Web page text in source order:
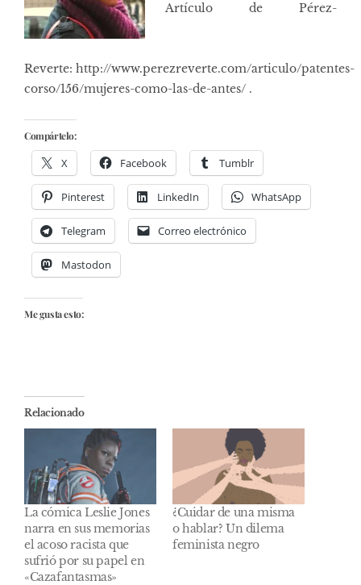
Artículo de Pérez-
Reverte: http://www.perezreverte.com/articulo/patentes-
corso/156/mujeres-como-las-de-antes/ .
Compártelo:
X Facebook Tumblr
Pinterest LinkedIn WhatsApp
Telegram Correo electrónico
Mastodon
Me gusta esto:
Relacionado
La cómica Leslie Jones
narra en sus memorias
el acoso racista que
sufrió por su papel en
«Cazafantasmas»
¿Cuidar de una misma
o hablar? Un dilema
feminista negro